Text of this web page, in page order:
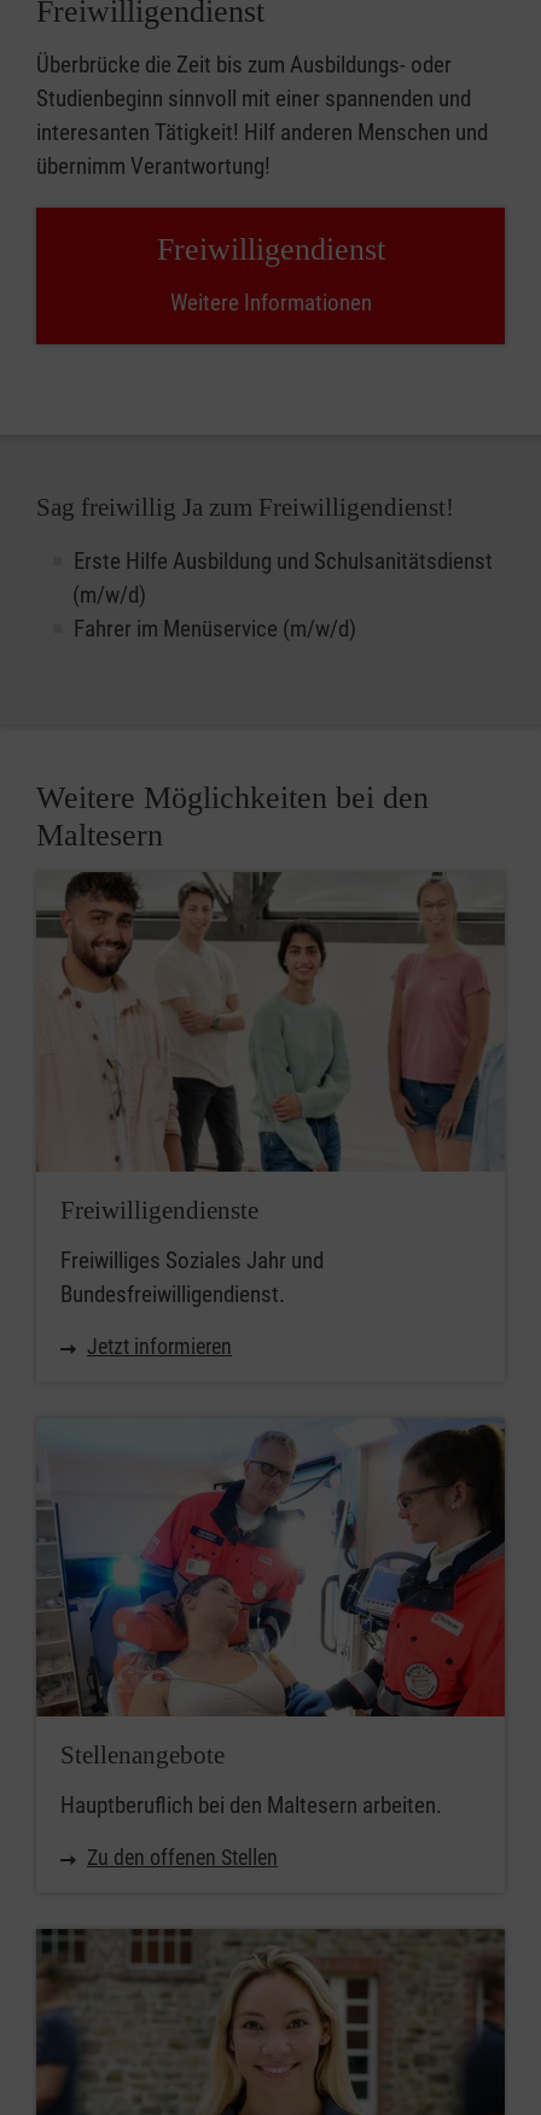
Freiwilligendienst
Überbrücke die Zeit bis zum Ausbildungs- oder
Studienbeginn sinnvoll mit einer spannenden und
interesanten Tätigkeit! Hilf anderen Menschen und
übernimm Verantwortung!
Freiwilligendienst
Weitere Informationen
Sag freiwillig Ja zum Freiwilligendienst!
Erste Hilfe Ausbildung und Schulsanitätsdienst
(m/w/d)
Fahrer im Menüservice (m/w/d)
Weitere Möglichkeiten bei den
Maltesern
Freiwilligendienste
Freiwilliges Soziales Jahr und
Bundesfreiwilligendienst.
Jetzt informieren
Stellenangebote
Hauptberuflich bei den Maltesern arbeiten.
Zu den offenen Stellen